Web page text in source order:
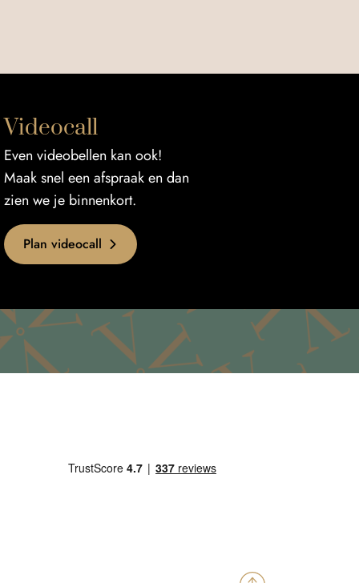
Videocall
Even videobellen kan ook!
Maak snel een afspraak en dan
zien we je binnenkort.
Plan videocall